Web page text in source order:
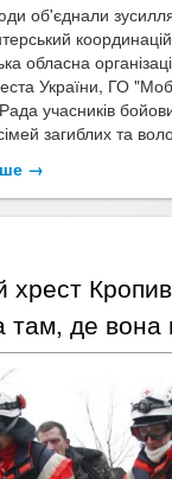
об'єднали
обласна
України, ГО
учасників
загиблих та
→
хрест
там, де вона